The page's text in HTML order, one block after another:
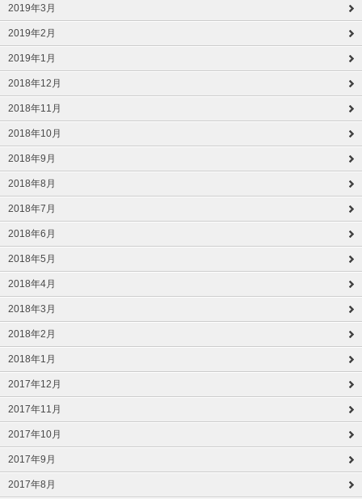
2019年3月
2019年2月
2019年1月
2018年12月
2018年11月
2018年10月
2018年9月
2018年8月
2018年7月
2018年6月
2018年5月
2018年4月
2018年3月
2018年2月
2018年1月
2017年12月
2017年11月
2017年10月
2017年9月
2017年8月